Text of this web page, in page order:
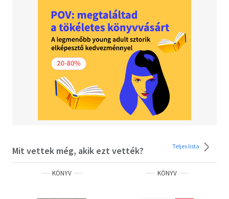
Mit vettek még, akik ezt vették? Teljes lista
KÖNYV KÖNYV